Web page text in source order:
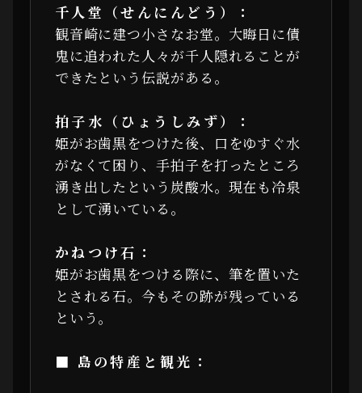
千人堂（せんにんどう）：
観音崎に建つ小さなお堂。大晦日に債
鬼に追われた人々が千人隠れることが
できたという伝説がある。
拍子水（ひょうしみず）：
姫がお歯黒をつけた後、口をゆすぐ水
がなくて困り、手拍子を打ったところ
湧き出したという炭酸水。現在も冷泉
として湧いている。
かねつけ石：
姫がお歯黒をつける際に、筆を置いた
とされる石。今もその跡が残っている
という。
■ 島の特産と観光：